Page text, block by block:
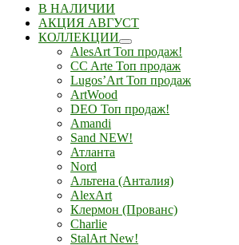
В НАЛИЧИИ
АКЦИЯ АВГУСТ
КОЛЛЕКЦИИ
AlesArt Топ продаж!
CC Arte Топ продаж
Lugos’Art Топ продаж
ArtWood
DEO Топ продаж!
Amandi
Sand NEW!
Атланта
Nord
Альтена (Анталия)
AlexArt
Клермон (Прованс)
Charlie
StalArt New!